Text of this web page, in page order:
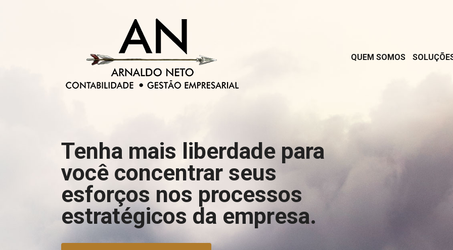
QUEM SOMOS
Tenha mais liberdade para
você concentrar seus
esforços nos processos
estratégicos da empresa.